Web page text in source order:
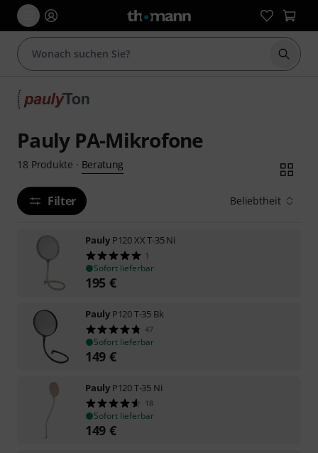
Suche
Pauly PA-Mikrofone
18 Produkte · Beratung
Filter Beliebtheit
Pauly P120 XX T-35 Ni
1
Sofort lieferbar
195 €
Pauly P120 T-35 Bk
47
Sofort lieferbar
149 €
Pauly P120 T-35 Ni
18
Sofort lieferbar
149 €